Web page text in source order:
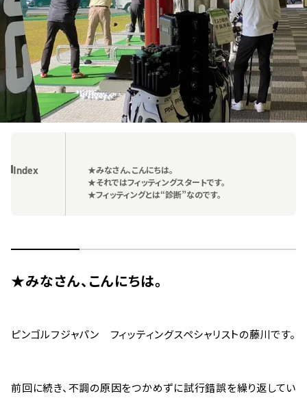
Index
★みなさん、こんにちは。
★それではフィッティングスタートです。
★フィッティングとは“診断”なのです。
★みなさん、こんにちは。
ピンゴルフジャパン フィッティングスペシャリストの藤川です。
前回に続き、不調の原因をつかめずに試行錯誤を繰り返してい